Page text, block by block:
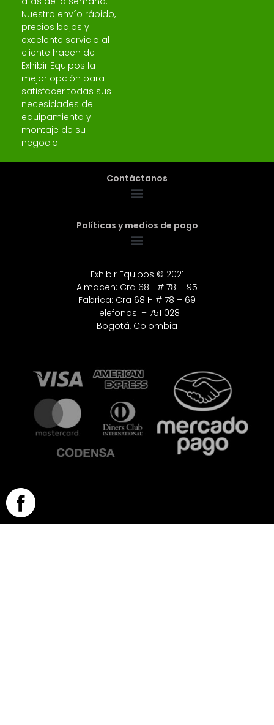
Nuestro envío rápido,
precios bajos y
excelente servicio al
cliente hacen de
Exhibir Equipos la
mejor opción para
satisfacer todas sus
necesidades de
equipamiento y
montaje de su
negocio.
Contáctanos
Políticas y medios de pago
Exhibir Equipos © 2021
Almacen: Cra 68H # 78 – 95
Fabrica: Cra 68 H # 78 – 69
Telefonos: – 7511028
Bogotá, Colombia